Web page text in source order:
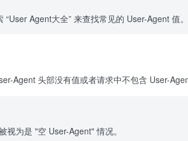
Agent大全” 来查找常见的 User-Agent 值。
Agent 头部没有值或者请求中不包含 User-
视为是 "空 User-Agent" 情况。